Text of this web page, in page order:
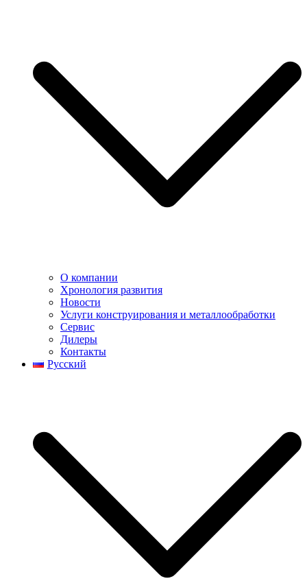
О компании
Хронология развития
Новости
Услуги конструирования и металлообработки
Сервис
Дилеры
Контакты
Русский